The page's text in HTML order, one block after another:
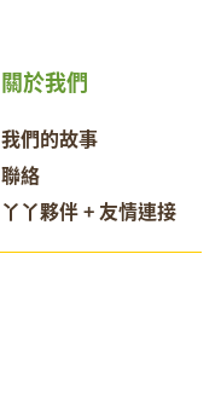
關於我們
我們的故事
聯絡
丫丫夥伴 + 友情連接